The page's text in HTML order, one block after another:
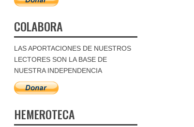
COLABORA
LAS APORTACIONES DE NUESTROS
LECTORES SON LA BASE DE
NUESTRA INDEPENDENCIA
HEMEROTECA